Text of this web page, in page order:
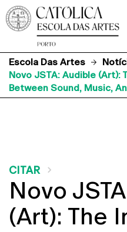
Escola Das Artes
Novo JSTA: Audible (Art):
Between Sound, Music,
CITAR
Novo
(Art): The